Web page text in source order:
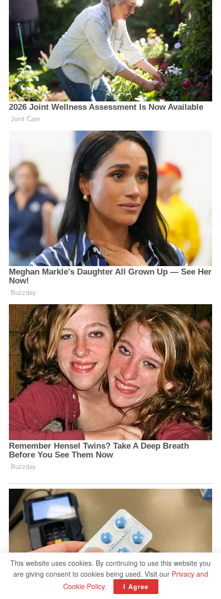
This website uses cookies. By continuing to use this website you
are giving consent to cookies being used. Visit our Privacy and
Cookie Policy. I Agree